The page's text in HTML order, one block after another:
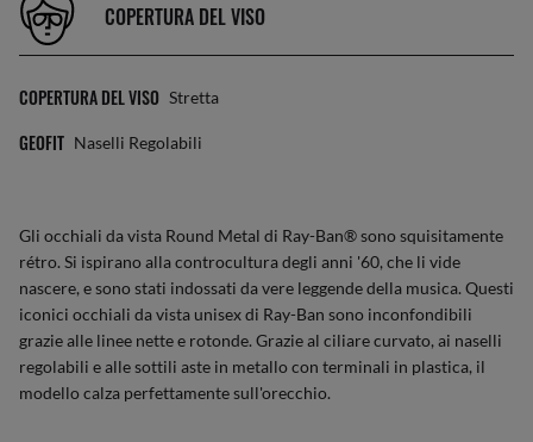
COPERTURA DEL VISO
COPERTURA DEL VISO Stretta
GEOFIT Naselli Regolabili
Gli occhiali da vista Round Metal di Ray-Ban® sono squisitamente
rétro. Si ispirano alla controcultura degli anni '60, che li vide
nascere, e sono stati indossati da vere leggende della musica. Questi
iconici occhiali da vista unisex di Ray-Ban sono inconfondibili
grazie alle linee nette e rotonde. Grazie al ciliare curvato, ai naselli
regolabili e alle sottili aste in metallo con terminali in plastica, il
modello calza perfettamente sull'orecchio.